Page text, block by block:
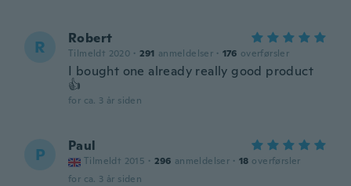
R Robert
Tilmeldt 2020 · 291 anmeldelser · 176 overførsler
I bought one already really good product
👍
for ca. 3 år siden
P Paul
Tilmeldt 2015 · 296 anmeldelser · 18 overførsler
for ca. 3 år siden